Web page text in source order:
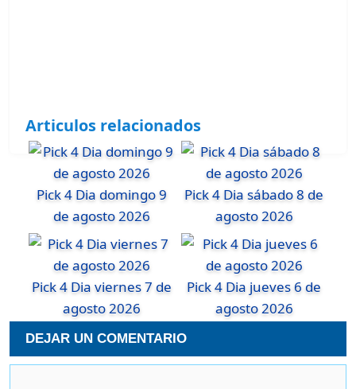
Articulos relacionados
Pick 4 Dia domingo 9
de agosto 2026
Pick 4 Dia sábado 8 de
agosto 2026
Pick 4 Dia viernes 7 de
agosto 2026
Pick 4 Dia jueves 6 de
agosto 2026
DEJAR UN COMENTARIO